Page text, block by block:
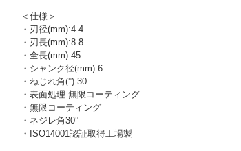
＜仕様＞
・刃径(mm):4.4
・刃長(mm):8.8
・全長(mm):45
・シャンク径(mm):6
・ねじれ角(°):30
・表面処理:無限コーティング
・無限コーティング
・ネジレ角30°
・ISO14001認証取得工場製